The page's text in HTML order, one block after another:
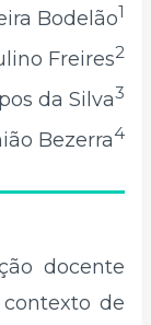
Bodelão1
Freires2
da Silva3
Bezerra4
docente
de